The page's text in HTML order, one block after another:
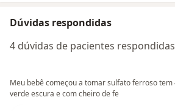
Dúvidas respondidas
4 dúvidas de pacientes
Meu bebê começou a tomar sulfato ferroso tem
verde escura e com cheiro de fe